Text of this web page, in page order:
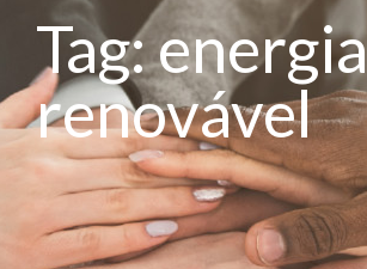
Tag: energia
renovável